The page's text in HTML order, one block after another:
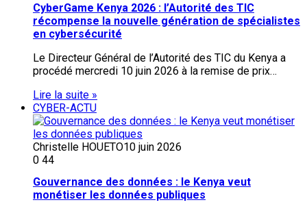
CyberGame Kenya 2026 : l’Autorité des TIC
récompense la nouvelle génération de spécialistes
en cybersécurité
Le Directeur Général de l’Autorité des TIC du Kenya a
procédé mercredi 10 juin 2026 à la remise de prix…
Lire la suite »
CYBER-ACTU
Christelle HOUETO10 juin 2026
0 44
Gouvernance des données : le Kenya veut
monétiser les données publiques